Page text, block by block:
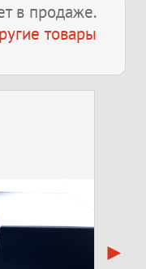
в продаже.
товары